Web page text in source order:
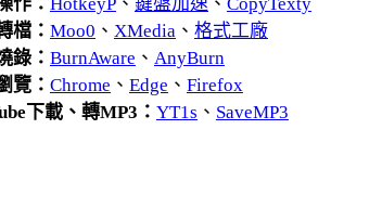
檔： Moo0 、 XMedia、 格式工廠
錄： BurnAware 、 AnyBurn
覽： Chrome 、 Edge 、 Firefox
下載、轉MP3： YT1s 、 SaveMP3